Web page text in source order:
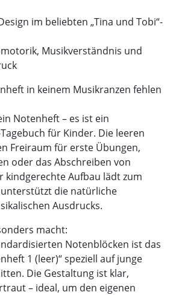
im beliebten „Tina und Tobi“-
Musikverständnis und
in keinem Musikranzen fehlen
Notenheft – es ist ein
für Kinder. Die leeren
Freiraum für erste Übungen,
oder das Abschreiben von
kindgerechte Aufbau lädt zum
die natürliche
Ausdrucks.
macht:
Notenblöcken ist das
1 (leer)“ speziell auf junge
Die Gestaltung ist klar,
– ideal, um den eigenen